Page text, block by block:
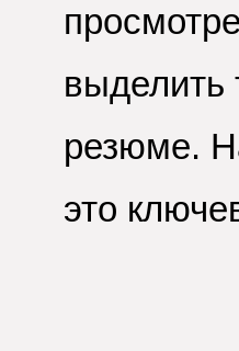
выделить
резюме.
это